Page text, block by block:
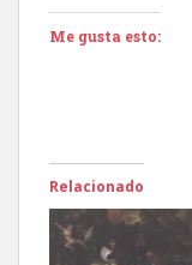
Me gusta esto:
Relacionado